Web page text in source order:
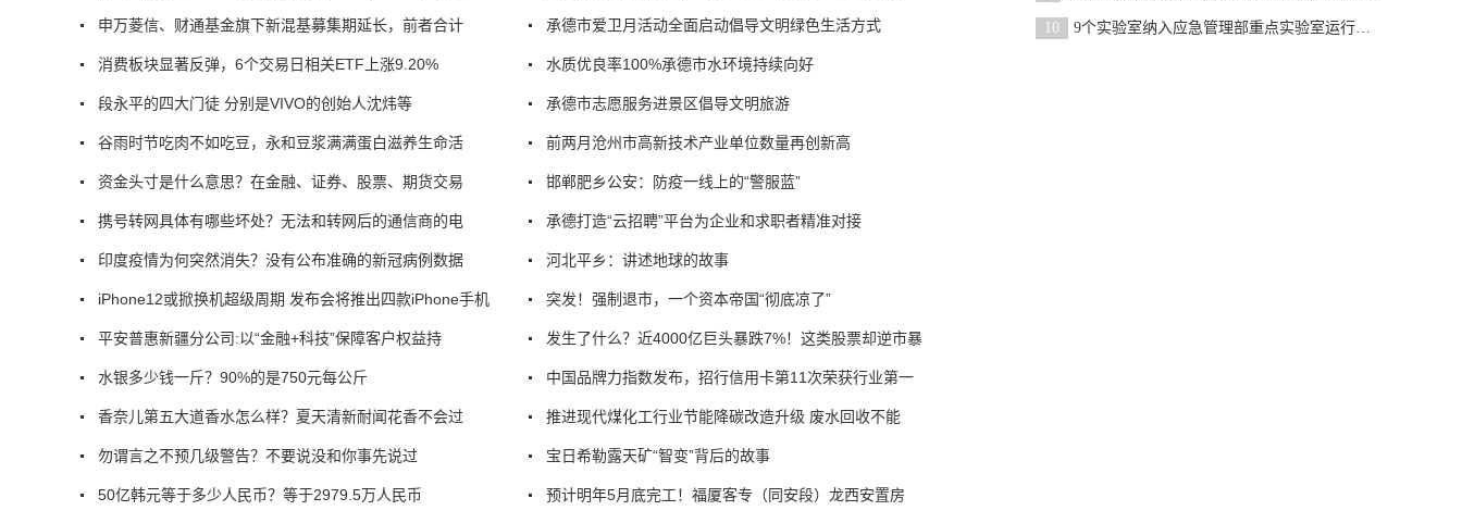
申万菱信、财通基金旗下新混基募集期延长，前者合计
消费板块显著反弹，6个交易日相关ETF上涨9.20%
段永平的四大门徒 分别是VIVO的创始人沈炜等
谷雨时节吃肉不如吃豆，永和豆浆满满蛋白滋养生命活
资金头寸是什么意思？在金融、证券、股票、期货交易
携号转网具体有哪些坏处？无法和转网后的通信商的电
印度疫情为何突然消失？没有公布准确的新冠病例数据
iPhone12或掀换机超级周期 发布会将推出四款iPhone手机
平安普惠新疆分公司:以“金融+科技”保障客户权益持
水银多少钱一斤？90%的是750元每公斤
香奈儿第五大道香水怎么样？夏天清新耐闻花香不会过
勿谓言之不预几级警告？不要说没和你事先说过
50亿韩元等于多少人民币？等于2979.5万人民币
承德市爱卫月活动全面启动倡导文明绿色生活方式
水质优良率100%承德市水环境持续向好
承德市志愿服务进景区倡导文明旅游
前两月沧州市高新技术产业单位数量再创新高
邯郸肥乡公安：防疫一线上的“警服蓝”
承德打造“云招聘”平台为企业和求职者精准对接
河北平乡：讲述地球的故事
突发！强制退市，一个资本帝国“彻底凉了”
发生了什么？近4000亿巨头暴跌7%！这类股票却逆市暴
中国品牌力指数发布，招行信用卡第11次荣获行业第一
推进现代煤化工行业节能降碳改造升级 废水回收不能
宝日希勒露天矿“智变”背后的故事
预计明年5月底完工！福厦客专（同安段）龙西安置房
10 9个实验室纳入应急管理部重点实验室运行序列